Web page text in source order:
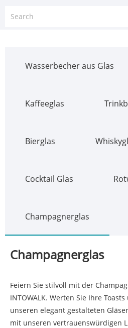
Wasserbecher aus Glas
Kaffeeglas
Bierglas
Cocktail Glas
Champagnerglas
Champagnerglas
Feiern Sie stilvoll mit der
INTOWALK. Werten Sie Ihre
unseren elegant gestalteten
mit unseren vertrauenswürdigen